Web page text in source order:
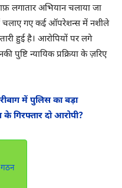
लगातार अभियान चलाया जा
में चलाए गए कई ऑपरेशन्स में नशीले
हुई है। आरोपियों पर लगे
पुष्टि न्यायिक प्रक्रिया के ज़रिए
में पुलिस का बड़ा
दो आरोपी?